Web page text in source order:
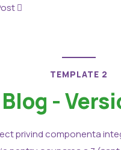
TEMPLATE 2
Blog -